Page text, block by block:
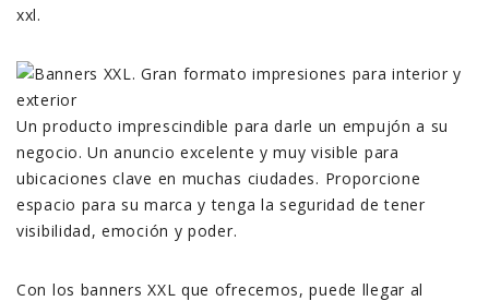
xxl.
Un producto imprescindible para darle un empujón a su
negocio. Un anuncio excelente y muy visible para
ubicaciones clave en muchas ciudades. Proporcione
espacio para su marca y tenga la seguridad de tener
visibilidad, emoción y poder.
Con los banners XXL que ofrecemos, puede llegar al